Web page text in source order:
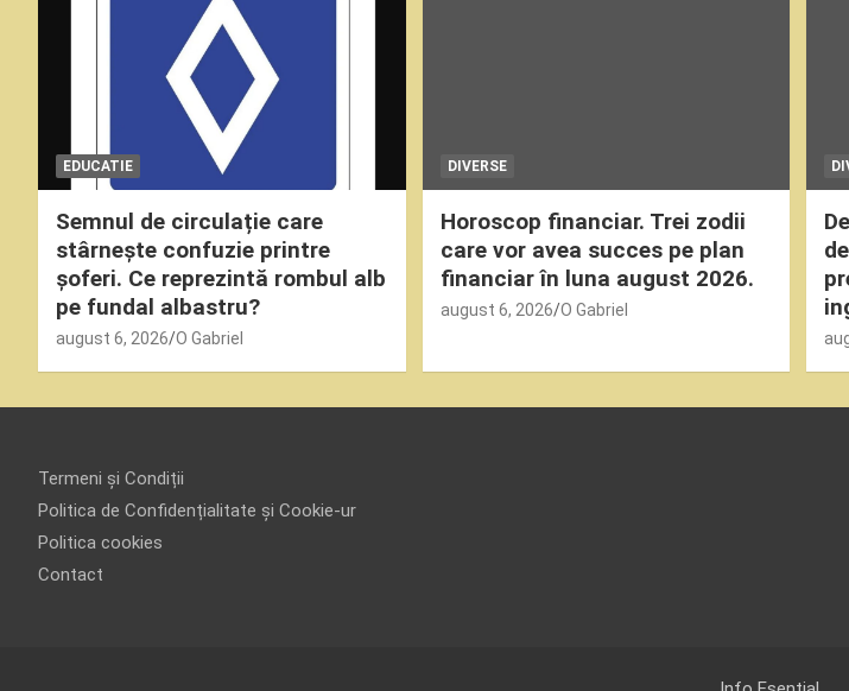
EDUCATIE
Semnul de circulație care
stârnește confuzie printre
șoferi. Ce reprezintă rombul alb
pe fundal albastru?
august 6, 2026 O Gabriel
DIVERSE
Horoscop financiar. Trei zodii
care vor avea succes pe plan
financiar în luna august 2026.
august 6, 2026 O Gabriel
Termeni și Condiții
Politica de Confidențialitate și Cookie-ur
Politica cookies
Contact